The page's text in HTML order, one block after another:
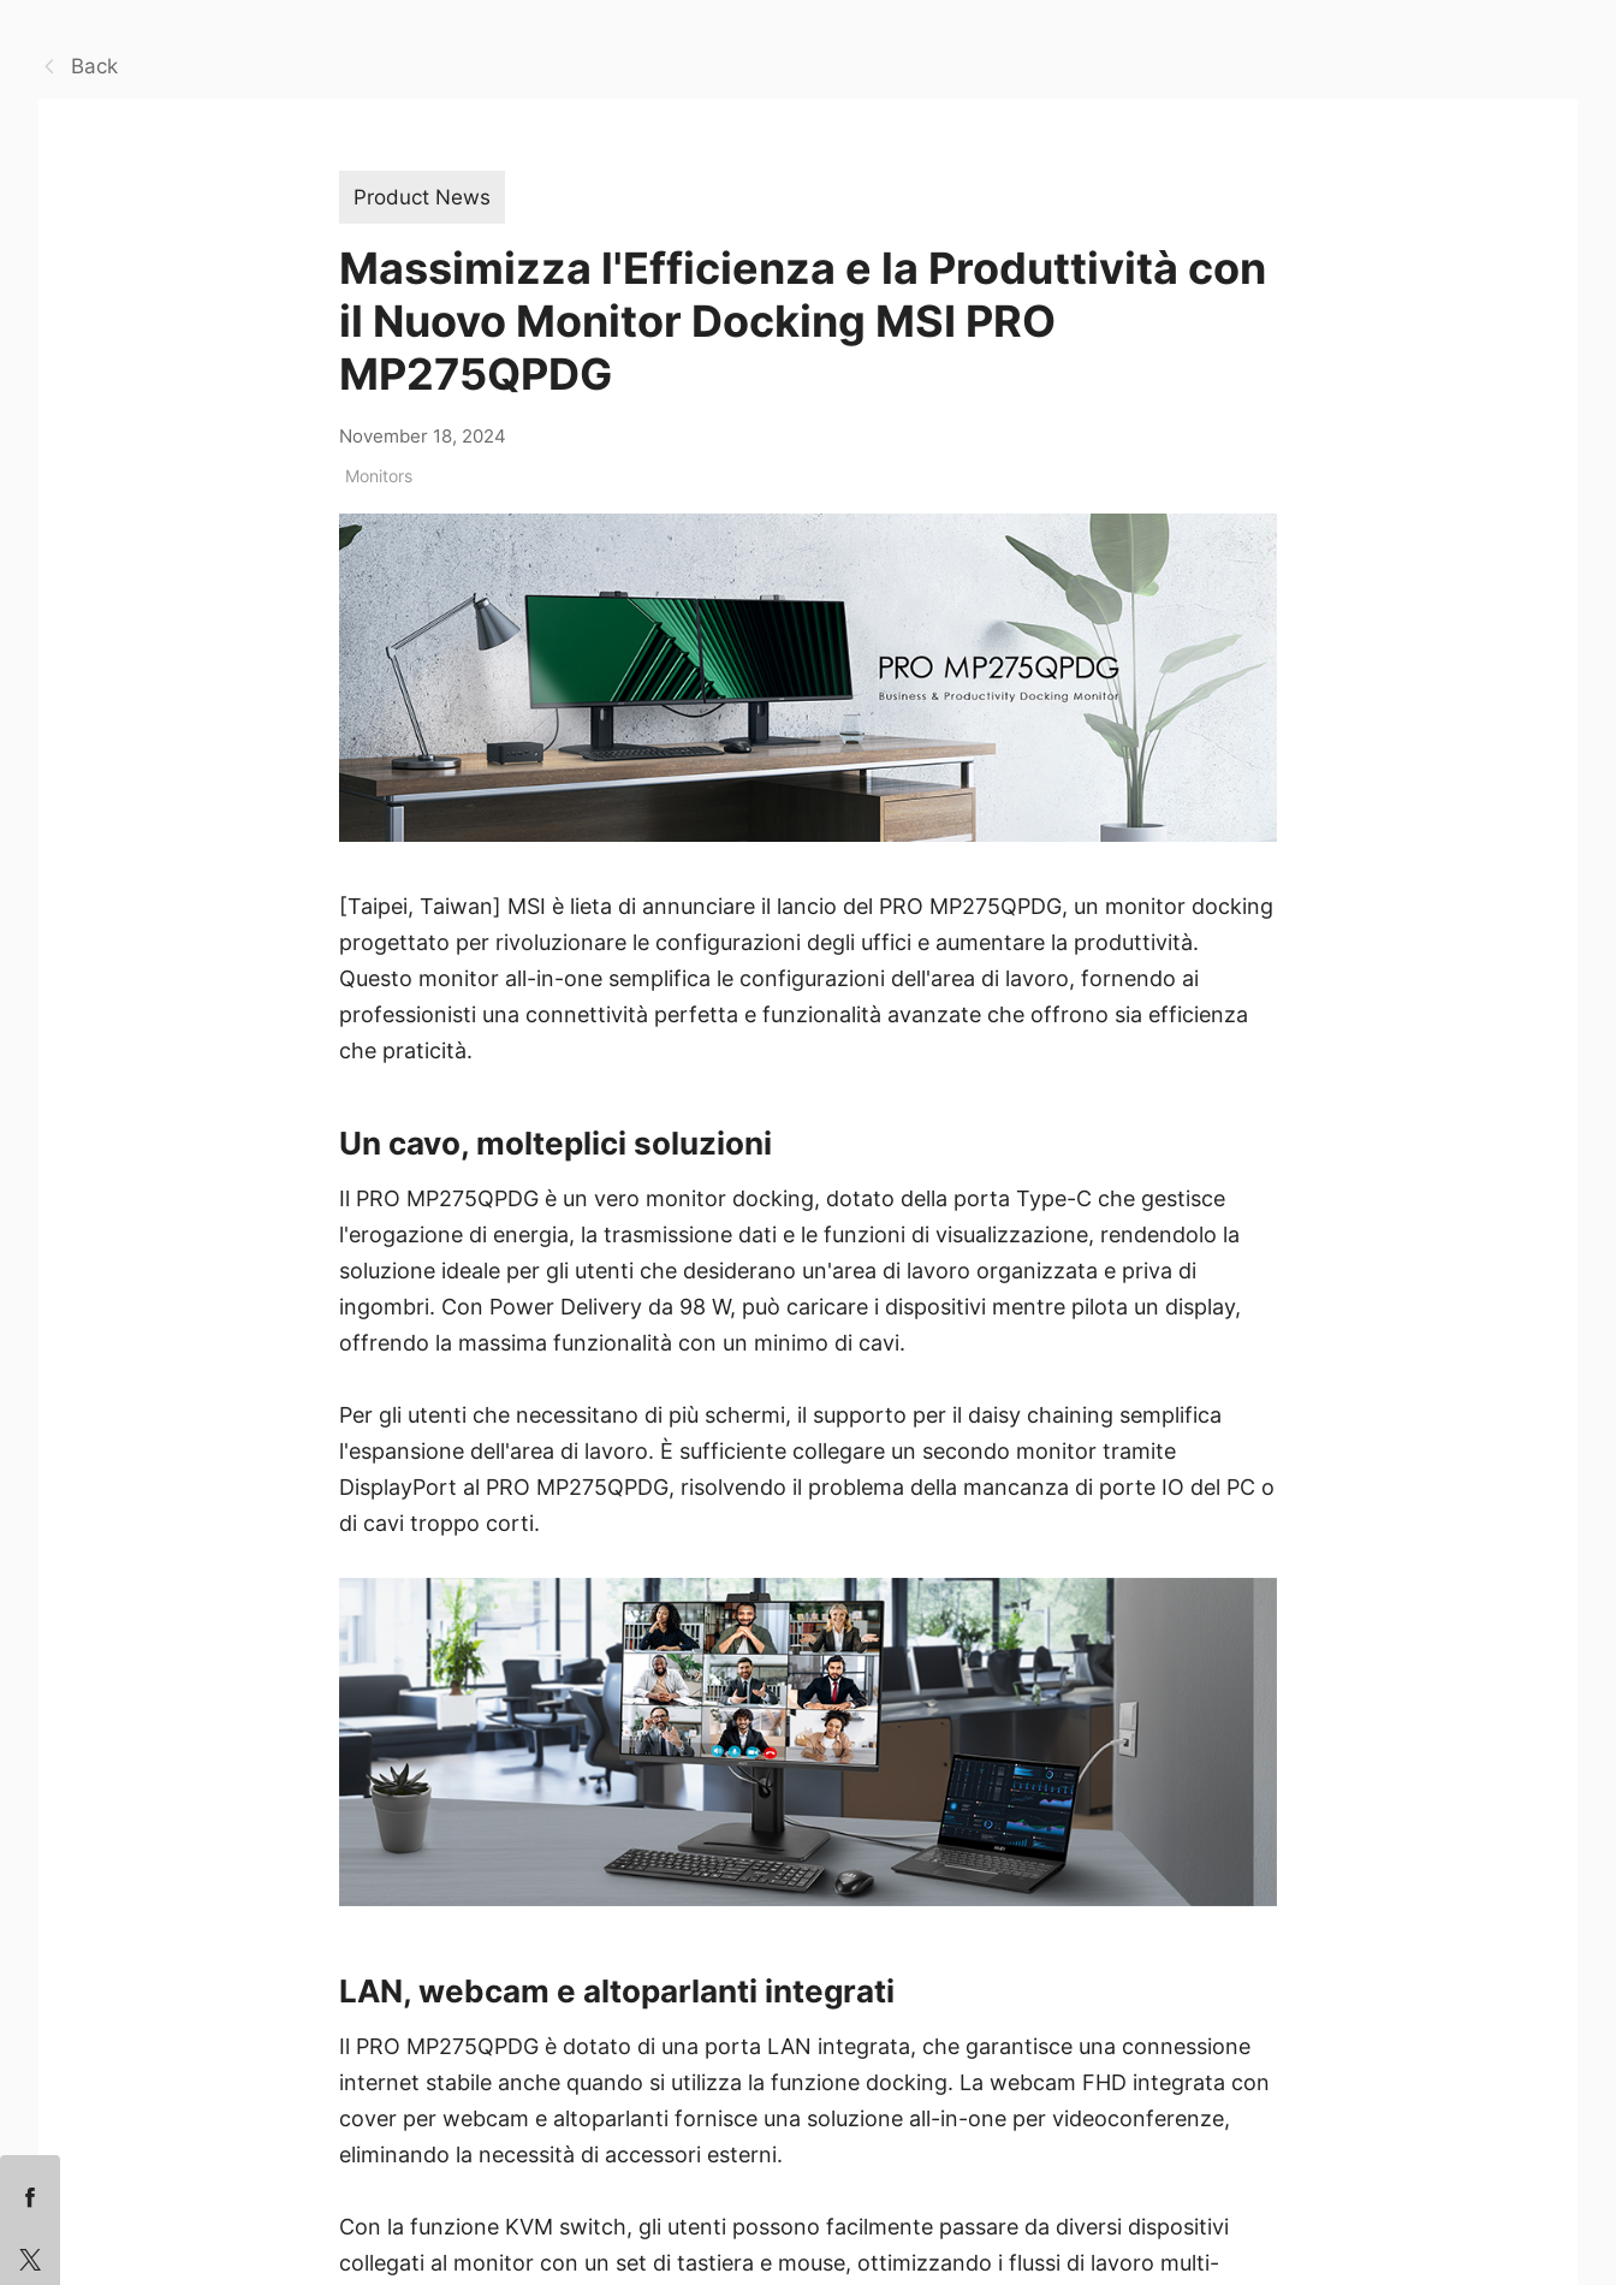
Back
Product News
Massimizza l'Efficienza e la Produttività con
il Nuovo Monitor Docking MSI PRO
MP275QPDG
November 18, 2024
Monitors
[Taipei, Taiwan] MSI è lieta di annunciare il lancio del PRO MP275QPDG, un monitor docking
progettato per rivoluzionare le configurazioni degli uffici e aumentare la produttività.
Questo monitor all-in-one semplifica le configurazioni dell'area di lavoro, fornendo ai
professionisti una connettività perfetta e funzionalità avanzate che offrono sia efficienza
che praticità.
Un cavo, molteplici soluzioni
Il PRO MP275QPDG è un vero monitor docking, dotato della porta Type-C che gestisce
l'erogazione di energia, la trasmissione dati e le funzioni di visualizzazione, rendendolo la
soluzione ideale per gli utenti che desiderano un'area di lavoro organizzata e priva di
ingombri. Con Power Delivery da 98 W, può caricare i dispositivi mentre pilota un display,
offrendo la massima funzionalità con un minimo di cavi.
Per gli utenti che necessitano di più schermi, il supporto per il daisy chaining semplifica
l'espansione dell'area di lavoro. È sufficiente collegare un secondo monitor tramite
DisplayPort al PRO MP275QPDG, risolvendo il problema della mancanza di porte IO del PC o
di cavi troppo corti.
LAN, webcam e altoparlanti integrati
Il PRO MP275QPDG è dotato di una porta LAN integrata, che garantisce una connessione
internet stabile anche quando si utilizza la funzione docking. La webcam FHD integrata con
cover per webcam e altoparlanti fornisce una soluzione all-in-one per videoconferenze,
eliminando la necessità di accessori esterni.
Con la funzione KVM switch, gli utenti possono facilmente passare da diversi dispositivi
collegati al monitor con un set di tastiera e mouse, ottimizzando i flussi di lavoro multi-